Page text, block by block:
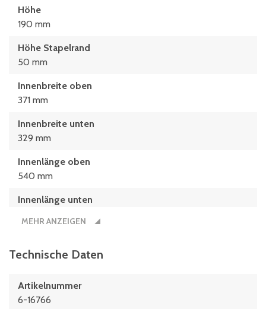
Höhe
190 mm
Höhe Stapelrand
50 mm
Innenbreite oben
371 mm
Innenbreite unten
329 mm
Innenlänge oben
540 mm
Innenlänge unten
610 mm
148 mm
MEHR ANZEIGEN
Technische Daten
Artikelnummer
6-16766